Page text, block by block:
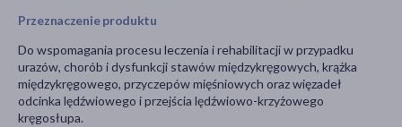
Przeznaczenie produktu
Do wspomagania procesu leczenia i rehabilitacji w przypadku
urazów, chorób i dysfunkcji stawów międzykręgowych, krążka
międzykręgowego, przyczepów mięśniowych oraz więzadeł
odcinka lędźwiowego i przejścia lędźwiowo-krzyżowego
kręgosłupa.